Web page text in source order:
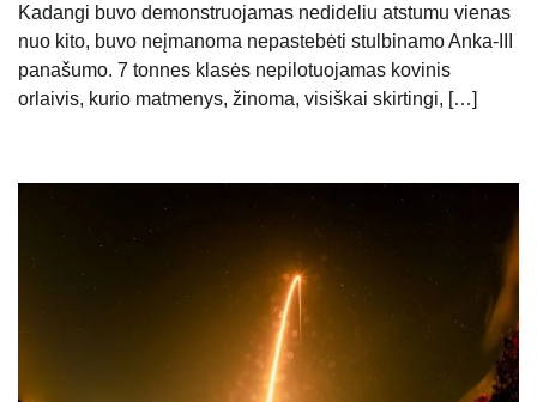
Kadangi buvo demonstruojamas nedideliu atstumu vienas
nuo kito, buvo neįmanoma nepastebėti stulbinamo Anka-III
panašumo. 7 tonnes klasės nepilotuojamas kovinis
orlaivis, kurio matmenys, žinoma, visiškai skirtingi, […]